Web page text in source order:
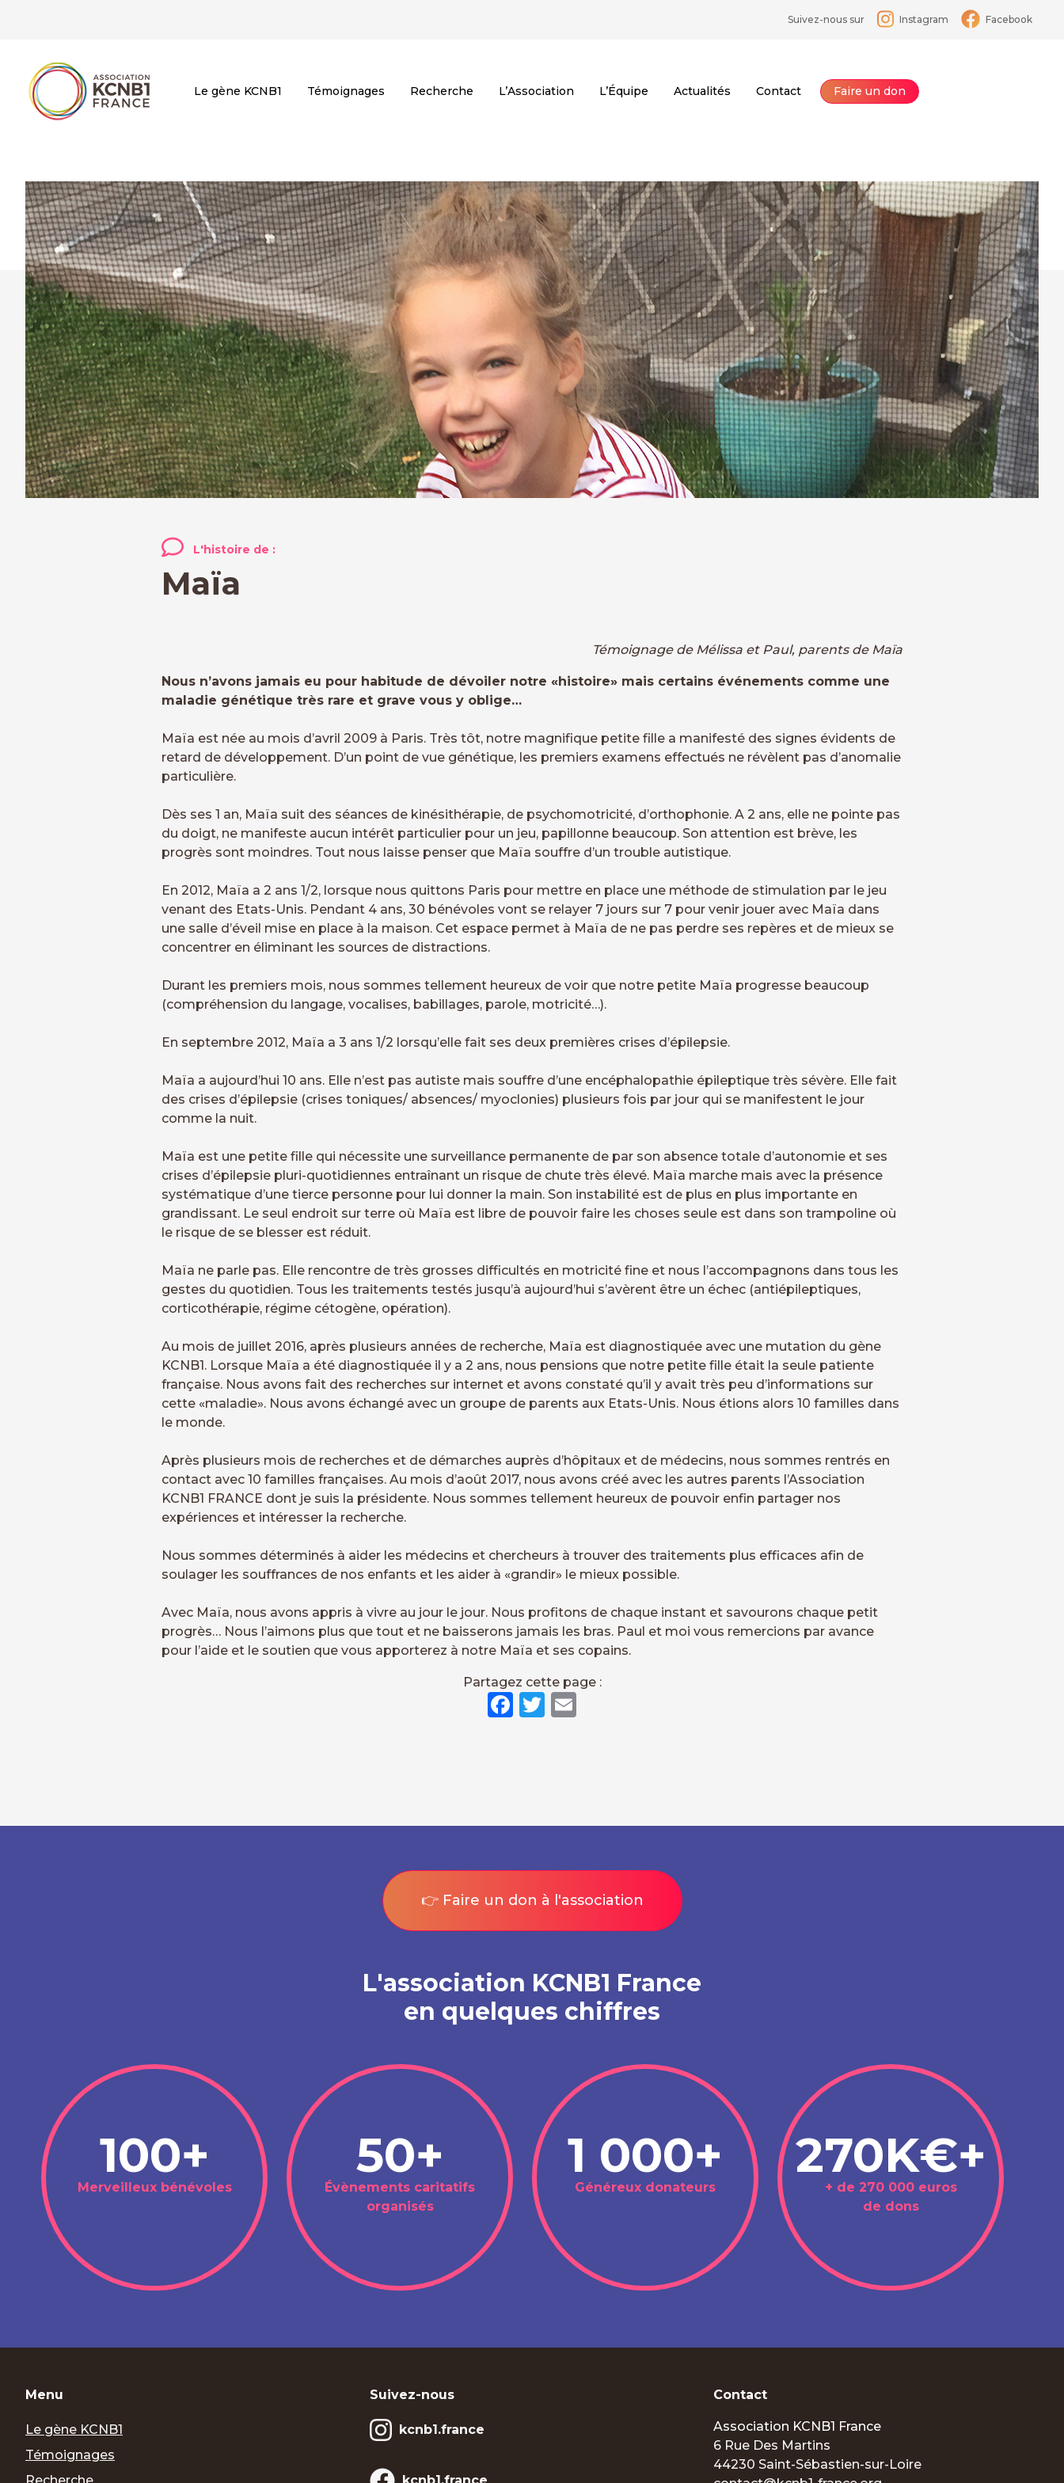
Suivez-nous sur Instagram Facebook
Le gène KCNB1 Témoignages Recherche L’Association L’Équipe Actualités Contact Faire un don
L'histoire de :
Maïa
Témoignage de Mélissa et Paul, parents de Maïa
Nous n’avons jamais eu pour habitude de dévoiler notre «histoire» mais certains événements comme une
maladie génétique très rare et grave vous y oblige…
Maïa est née au mois d’avril 2009 à Paris. Très tôt, notre magnifique petite fille a manifesté des signes évidents de
retard de développement. D’un point de vue génétique, les premiers examens effectués ne révèlent pas d’anomalie
particulière.
Dès ses 1 an, Maïa suit des séances de kinésithérapie, de psychomotricité, d’orthophonie. A 2 ans, elle ne pointe pas
du doigt, ne manifeste aucun intérêt particulier pour un jeu, papillonne beaucoup. Son attention est brève, les
progrès sont moindres. Tout nous laisse penser que Maïa souffre d’un trouble autistique.
En 2012, Maïa a 2 ans 1/2, lorsque nous quittons Paris pour mettre en place une méthode de stimulation par le jeu
venant des Etats-Unis. Pendant 4 ans, 30 bénévoles vont se relayer 7 jours sur 7 pour venir jouer avec Maïa dans
une salle d’éveil mise en place à la maison. Cet espace permet à Maïa de ne pas perdre ses repères et de mieux se
concentrer en éliminant les sources de distractions.
Durant les premiers mois, nous sommes tellement heureux de voir que notre petite Maïa progresse beaucoup
(compréhension du langage, vocalises, babillages, parole, motricité…).
En septembre 2012, Maïa a 3 ans 1/2 lorsqu’elle fait ses deux premières crises d’épilepsie.
Maïa a aujourd’hui 10 ans. Elle n’est pas autiste mais souffre d’une encéphalopathie épileptique très sévère. Elle fait
des crises d’épilepsie (crises toniques/ absences/ myoclonies) plusieurs fois par jour qui se manifestent le jour
comme la nuit.
Maïa est une petite fille qui nécessite une surveillance permanente de par son absence totale d’autonomie et ses
crises d’épilepsie pluri-quotidiennes entraînant un risque de chute très élevé. Maïa marche mais avec la présence
systématique d’une tierce personne pour lui donner la main. Son instabilité est de plus en plus importante en
grandissant. Le seul endroit sur terre où Maïa est libre de pouvoir faire les choses seule est dans son trampoline où
le risque de se blesser est réduit.
Maïa ne parle pas. Elle rencontre de très grosses difficultés en motricité fine et nous l’accompagnons dans tous les
gestes du quotidien. Tous les traitements testés jusqu’à aujourd’hui s’avèrent être un échec (antiépileptiques,
corticothérapie, régime cétogène, opération).
Au mois de juillet 2016, après plusieurs années de recherche, Maïa est diagnostiquée avec une mutation du gène
KCNB1. Lorsque Maïa a été diagnostiquée il y a 2 ans, nous pensions que notre petite fille était la seule patiente
française. Nous avons fait des recherches sur internet et avons constaté qu’il y avait très peu d’informations sur
cette «maladie». Nous avons échangé avec un groupe de parents aux Etats-Unis. Nous étions alors 10 familles dans
le monde.
Après plusieurs mois de recherches et de démarches auprès d’hôpitaux et de médecins, nous sommes rentrés en
contact avec 10 familles françaises. Au mois d’août 2017, nous avons créé avec les autres parents l’Association
KCNB1 FRANCE dont je suis la présidente. Nous sommes tellement heureux de pouvoir enfin partager nos
expériences et intéresser la recherche.
Nous sommes déterminés à aider les médecins et chercheurs à trouver des traitements plus efficaces afin de
soulager les souffrances de nos enfants et les aider à «grandir» le mieux possible.
Avec Maïa, nous avons appris à vivre au jour le jour. Nous profitons de chaque instant et savourons chaque petit
progrès… Nous l’aimons plus que tout et ne baisserons jamais les bras. Paul et moi vous remercions par avance
pour l’aide et le soutien que vous apporterez à notre Maïa et ses copains.
Partagez cette page :
Facebook
Twitter
👉 Faire un don à l'association
L'association KCNB1 France
en quelques chiffres
100+
Merveilleux bénévoles
50+
Évènements caritatifs
organisés
1 000+
Généreux donateurs
270K€+
+ de 270 000 euros
de dons
Menu
Le gène KCNB1
Témoignages
Suivez-nous
kcnb1.france
Contact
Association KCNB1 France
6 Rue Des Martins
44230 Saint-Sébastien-sur-Loire